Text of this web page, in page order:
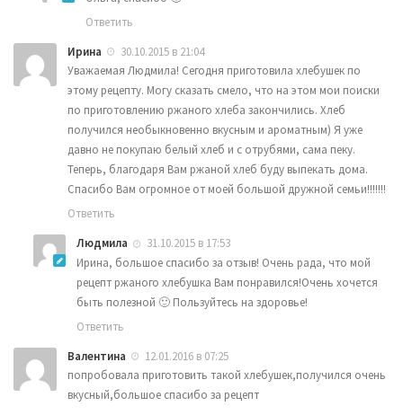
Ответить
Ирина
30.10.2015 в 21:04
Уважаемая Людмила! Сегодня приготовила хлебушек по
этому рецепту. Могу сказать смело, что на этом мои поиски
по приготовлению ржаного хлеба закончились. Хлеб
получился необыкновенно вкусным и ароматным) Я уже
давно не покупаю белый хлеб и с отрубями, сама пеку.
Теперь, благодаря Вам ржаной хлеб буду выпекать дома.
Спасибо Вам огромное от моей большой дружной семьи!!!!!!!
Ответить
Людмила
31.10.2015 в 17:53
Ирина, большое спасибо за отзыв! Очень рада, что мой
рецепт ржаного хлебушка Вам понравился!Очень хочется
быть полезной 🙂 Пользуйтесь на здоровье!
Ответить
Валентина
12.01.2016 в 07:25
попробовала приготовить такой хлебушек,получился очень
вкусный,большое спасибо за рецепт